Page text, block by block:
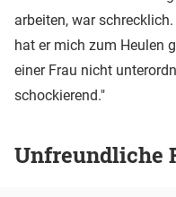
arbeiten, war
hat er mich zum Heulen
einer Frau nicht
schockierend."
Unfreundliche